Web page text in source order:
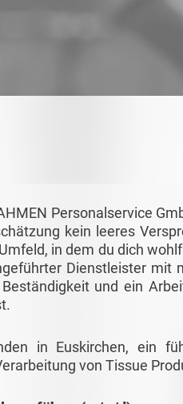
Personalservice
kein leeres
in dem du dich
Dienstleister mit
und ein
in Euskirchen, ein
von Tissue